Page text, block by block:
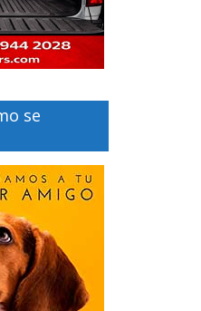
se